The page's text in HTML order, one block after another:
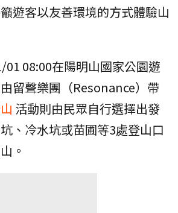
遊客以友善環境的方式體驗山
01 08:00在陽明山國家公園遊
留聲樂團（Resonance）帶
活動則由民眾自行選擇出發
、冷水坑或苗圃等3處登山口
。